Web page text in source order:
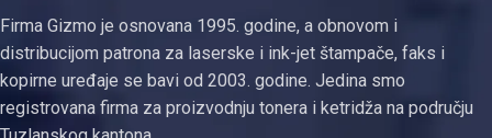
Firma Gizmo je osnovana 1995. godine, a obnovom i
distribucijom patrona za laserske i ink-jet štampače, faks i
kopirne uređaje se bavi od 2003. godine. Jedina smo
registrovana firma za proizvodnju tonera i ketridža na području